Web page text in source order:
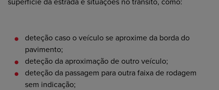
deteção caso o veículo se aproxime da borda do
pavimento;
deteção da aproximação de outro veículo;
deteção da passagem para outra faixa de rodagem
sem indicação;